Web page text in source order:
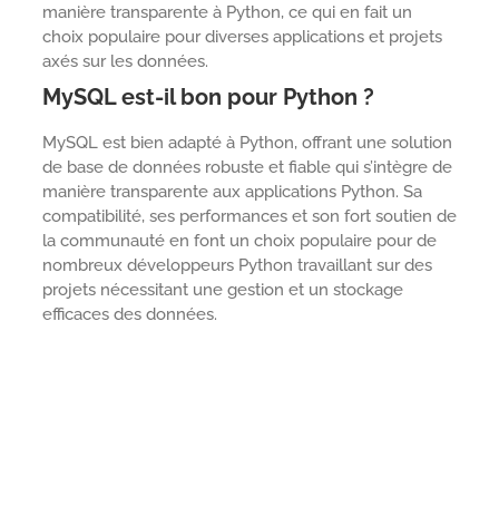
manière transparente à Python, ce qui en fait un
choix populaire pour diverses applications et projets
axés sur les données.
MySQL est-il bon pour Python ?
MySQL est bien adapté à Python, offrant une solution
de base de données robuste et fiable qui s’intègre de
manière transparente aux applications Python. Sa
compatibilité, ses performances et son fort soutien de
la communauté en font un choix populaire pour de
nombreux développeurs Python travaillant sur des
projets nécessitant une gestion et un stockage
efficaces des données.